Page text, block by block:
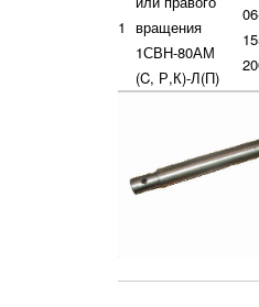
1 вращения
1СВН-80АМ
(C, Р,К)-Л(П)